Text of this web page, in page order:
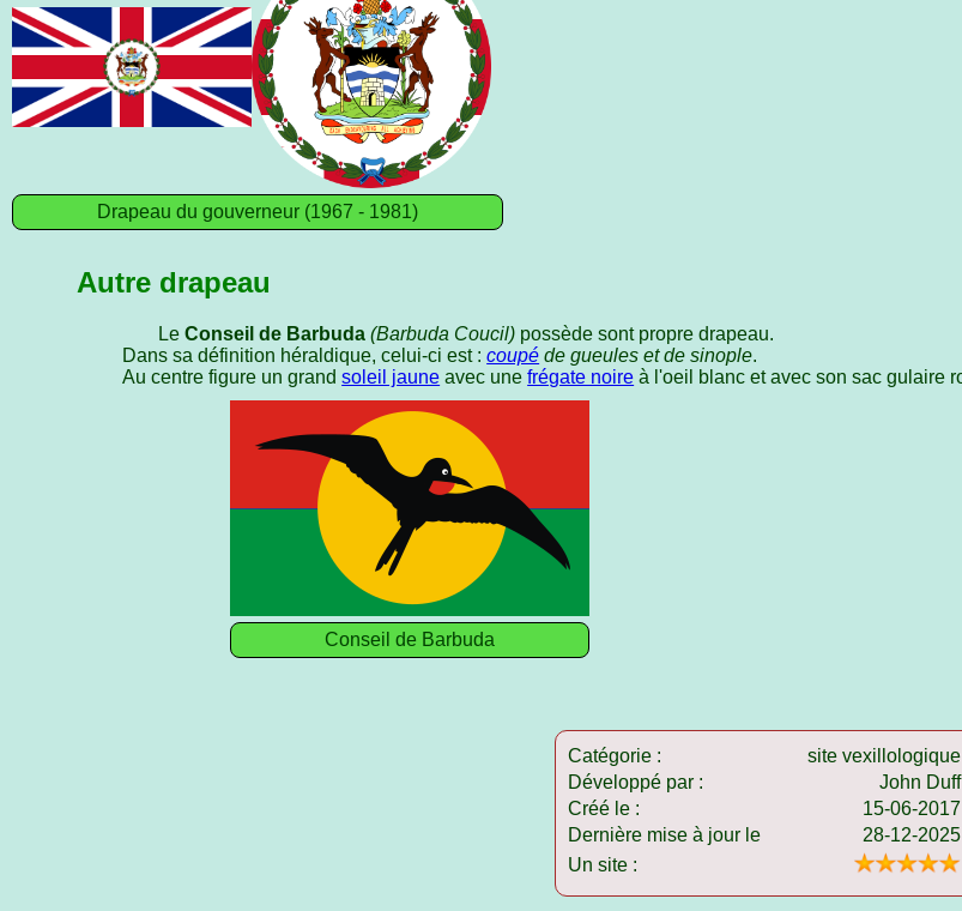
Drapeau du gouverneur (1967 - 1981)
Autre drapeau
Le Conseil de Barbuda (Barbuda Coucil)possède sont propre drapeau.
Dans sa définition héraldique, celui-ci est : coupé de gueules et de sinople.
Au centre figure un grandsoleil jaune avec unefrégate noire à l'oeil blanc et avec son sac gulaire
Conseil de Barbuda
Catégorie :
site vexillologique
Développé par :
John Duff
Créé le :
15-06-2017
Dernière mise à jour le
28-12-2025
Un site :